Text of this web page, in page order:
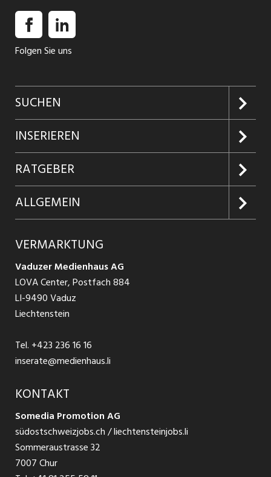
Folgen Sie uns
SUCHEN
Jobs suchen
Jobabo
Firmen entdecken
Jobs in Graubünden
Jobs in St. Gallen
Jobs in Glarus
Jobs in der Südostschweiz
Temporär Jobs
Teilzeit Jobs
Praktikum
INSERIEREN
Kundenlogin
Inserieren
Produkte
Schnittstelle
RATGEBER
Glossar
Ratgeber Bewerbung / Rekrutierung
ALLGEMEIN
AGB
Datenschutzbestimmungen
Nutzungsbedingungen
Impressum
VERMARKTUNG
Vaduzer Medienhaus AG
LOVA Center, Postfach 884
LI-9490 Vaduz
Liechtenstein
Tel. +423 236 16 16
inserate@medienhaus.li
KONTAKT
Somedia Promotion AG
südostschweizjobs.ch / liechtensteinjobs.li
Sommeraustrasse 32
7007 Chur